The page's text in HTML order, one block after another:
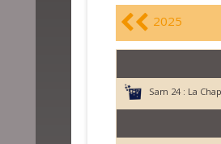
2025
Sam 24 : La